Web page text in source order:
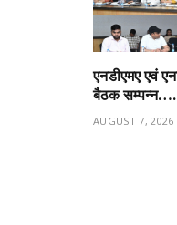
एनडीएमए एवं
बैठक
AUGUST 7, 2026